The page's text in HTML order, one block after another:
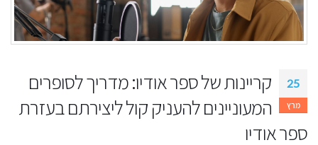
25
מרץ
קריינות של ספר אודיו: מדריך לסופרים
המעוניינים להעניק קול ליצירתם בעזרת
ספר אודיו